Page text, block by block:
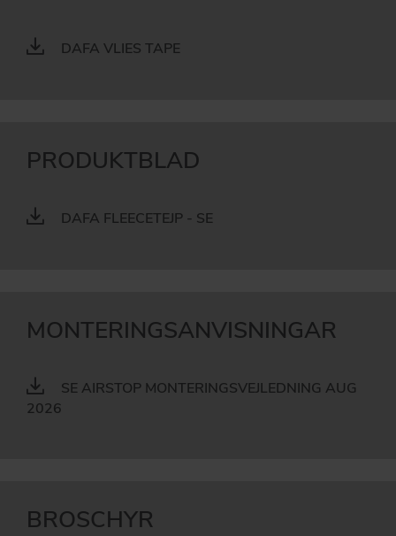
DAFA VLIES TAPE
PRODUKTBLAD
DAFA FLEECETEJP - SE
MONTERINGSANVISNINGAR
SE AIRSTOP MONTERINGSVEJLEDNING AUG
2026
BROSCHYR